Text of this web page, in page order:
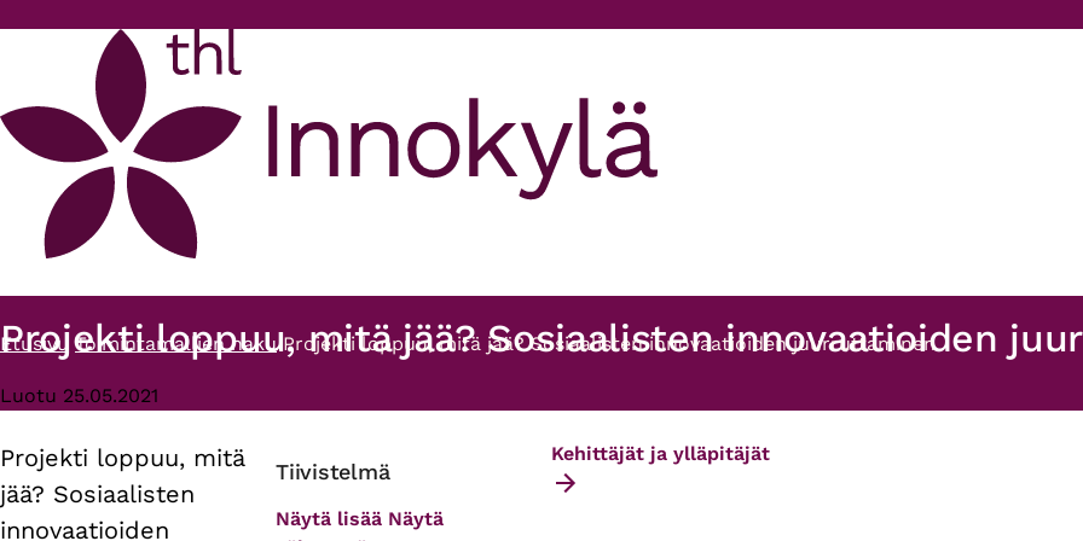
Murupolku
Etusivu Toimintamallien haku Projekti loppuu, mitä jää? Sosiaalisten innovaatioiden juurruttaminen
Projekti loppuu, mitä jää? Sosiaalisten innovaatioiden
Luotu 25.05.2021
Primary
tabs
Projekti loppuu, mitä
jää? Sosiaalisten
innovaatioiden
Tiivistelmä
Näytä lisää Näytä
Kehittäjät ja ylläpitäjät